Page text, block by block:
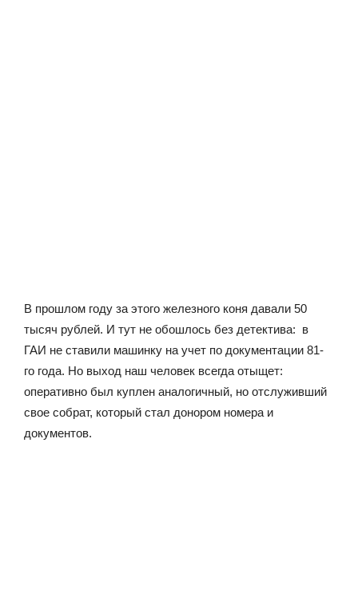
В прошлом году за этого железного коня давали 50
тысяч рублей. И тут не обошлось без детектива: в
ГАИ не ставили машинку на учет по документации 81-
го года. Но выход наш человек всегда отыщет:
оперативно был куплен аналогичный, но отслуживший
свое собрат, который стал донором номера и
документов.